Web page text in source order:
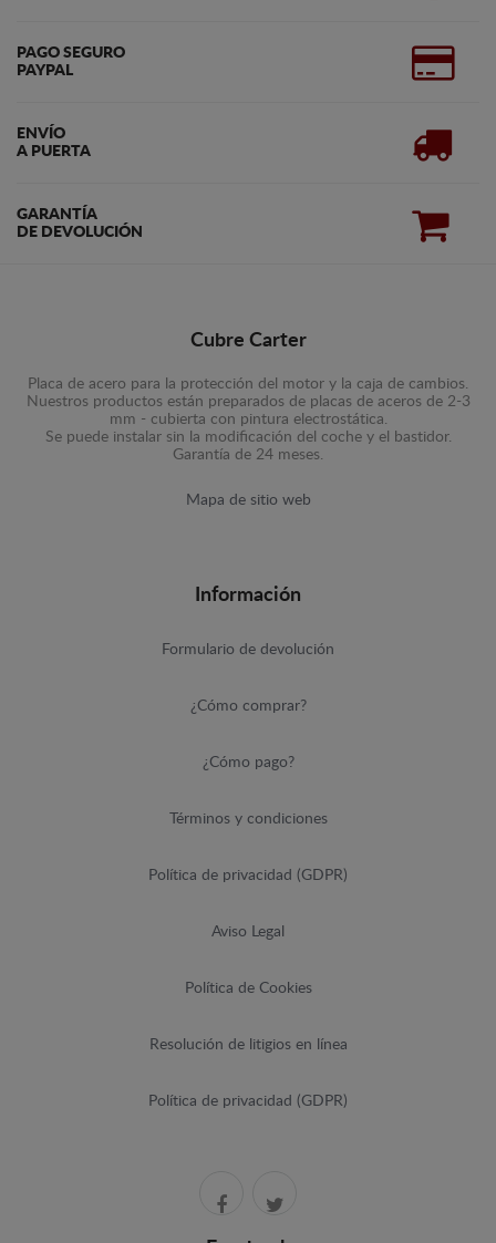
PAGO SEGURO
PAYPAL
ENVÍO
A PUERTA
GARANTÍA
DE DEVOLUCIÓN
Cubre Carter
Placa de acero para la protección del motor y la caja de cambios.
Nuestros productos están preparados de placas de aceros de 2-3
mm - cubierta con pintura electrostática.
Se puede instalar sin la modificación del coche y el bastidor.
Garantía de 24 meses.
Mapa de sitio web
Información
Formulario de devolución
¿Cómo comprar?
¿Cómo pago?
Términos y condiciones
Política de privacidad (GDPR)
Aviso Legal
Política de Cookies
Resolución de litigios en línea
Política de privacidad (GDPR)